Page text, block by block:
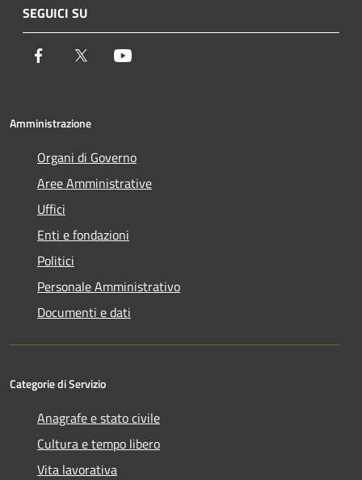
SEGUICI SU
Facebook Twitter
Amministrazione
Organi di Governo
Aree Amministrative
Uffici
Enti e fondazioni
Politici
Personale Amministrativo
Documenti e dati
Categorie di Servizio
Anagrafe e stato civile
Cultura e tempo libero
Vita lavorativa